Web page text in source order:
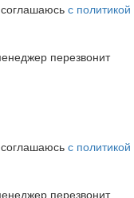
с политикой
перезвонит
с политикой
перезвонит